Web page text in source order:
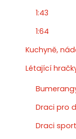
1:43
1:64
Kuchyně,
Létající
Draci pro
Draci